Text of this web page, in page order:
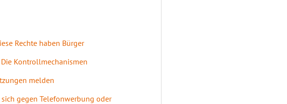
Rechte haben Bürger
Kontrollmechanismen
melden
gegen Telefonwerbung oder